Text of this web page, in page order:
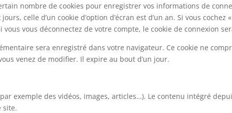
nombre de cookies pour enregistrer vos informations de
celle d’un cookie d’option d’écran est d’un an. Si vous cochez
vous déconnectez de votre compte, le cookie de connexion
sera enregistré dans votre navigateur. Ce cookie ne
venez de modifier. Il expire au bout d’un jour.
exemple des vidéos, images, articles…). Le contenu intégré
site.